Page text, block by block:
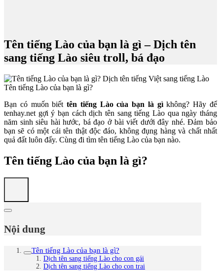
Tên tiếng Lào của bạn là gì – Dịch tên
sang tiếng Lào siêu troll, bá đạo
Tên tiếng Lào của bạn là gì?
Bạn có muốn biết tên tiếng Lào của bạn là gìkhông? Hãy để
tenhay.net gợi ý bạn cách dịch tên sang tiếng Lào qua ngày tháng
năm sinh siêu hài hước, bá đạo ở bài viết dưới đây nhé. Đảm bảo
bạn sẽ có một cái tên thật độc đáo, không đụng hàng và chất nhất
quả đất luôn đấy. Cùng đi tìm tên tiếng Lào của bạn nào.
Tên tiếng Lào của bạn là gì?
Nội dung
Tên tiếng Lào của bạn là gì?
Dịch tên sang tiếng Lào cho con gái
Dịch tên sang tiếng Lào cho con trai